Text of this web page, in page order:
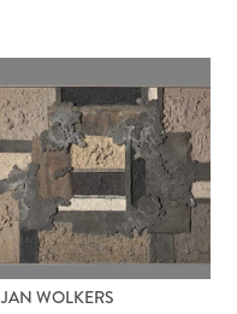
JAN WOLKERS